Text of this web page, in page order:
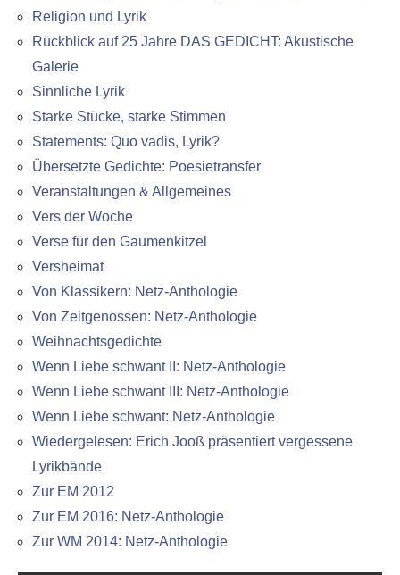
Religion und Lyrik
Rückblick auf 25 Jahre DAS GEDICHT: Akustische
Galerie
Sinnliche Lyrik
Starke Stücke, starke Stimmen
Statements: Quo vadis, Lyrik?
Übersetzte Gedichte: Poesietransfer
Veranstaltungen & Allgemeines
Vers der Woche
Verse für den Gaumenkitzel
Versheimat
Von Klassikern: Netz-Anthologie
Von Zeitgenossen: Netz-Anthologie
Weihnachtsgedichte
Wenn Liebe schwant II: Netz-Anthologie
Wenn Liebe schwant III: Netz-Anthologie
Wenn Liebe schwant: Netz-Anthologie
Wiedergelesen: Erich Jooß präsentiert vergessene
Lyrikbände
Zur EM 2012
Zur EM 2016: Netz-Anthologie
Zur WM 2014: Netz-Anthologie